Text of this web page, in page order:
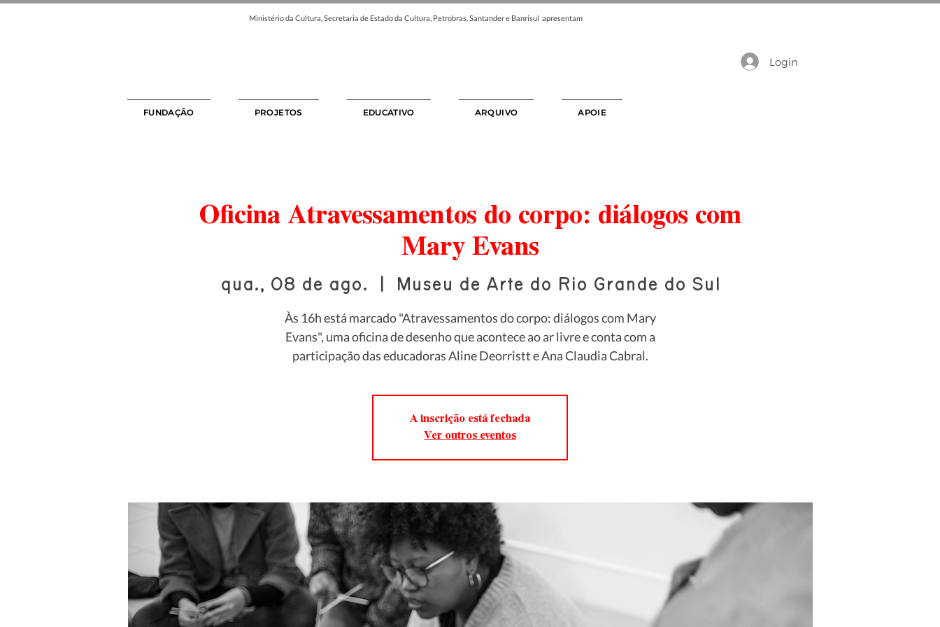
Ministério da Cultura, Secretaria de Estado da Cultura, Petrobras, Santander e Banrisul apresentam
Login
FUNDAÇÃO PROJETOS EDUCATIVO ARQUIVO APOIE
Oficina Atravessamentos do corpo: diálogos com
Mary Evans
qua., 08 de ago. Museu de Arte do Rio Grande do Sul
Às 16h está marcado "Atravessamentos do corpo: diálogos com Mary
Evans", uma oficina de desenho que acontece ao ar livre e conta com a
participação das educadoras Aline Deorristt e Ana Claudia Cabral.
A inscrição está fechada
Ver outros eventos